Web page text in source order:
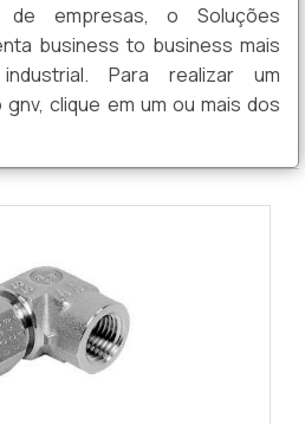
de empresas, o Soluções
business to business mais
Para realizar um
clique em um ou mais dos